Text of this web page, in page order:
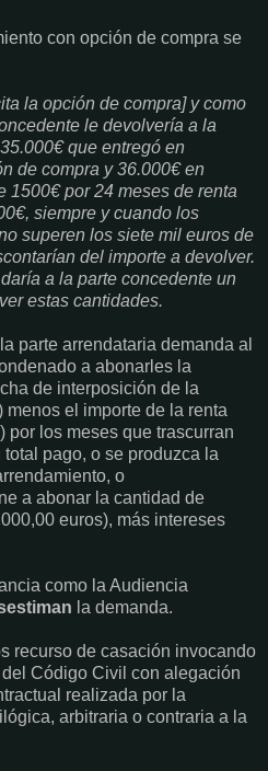
con opción de compra se
la opción de compra] y como
le devolvería a la
que entregó en
de compra y 36.000€ en
1500€ por 24 meses de renta
siempre y cuando los
superen los siete mil euros de
del importe a devolver.
a la parte concedente un
estas cantidades.
parte arrendataria demanda al
a abonarles la
de interposición de la
el importe de la renta
por los meses que trascurran
pago, o se produzca la
o
a abonar la cantidad de
euros), más intereses
como la Audiencia
la demanda.
recurso de casación invocando
Código Civil con alegación
realizada por la
arbitraria o contraria a la